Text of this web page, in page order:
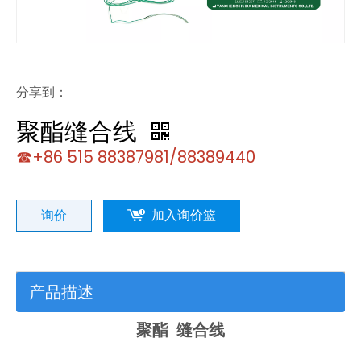
分享到：
聚酯缝合线
☎+86 515 88387981/88389440
询价 加入询价篮
产品描述
聚酯 缝合线